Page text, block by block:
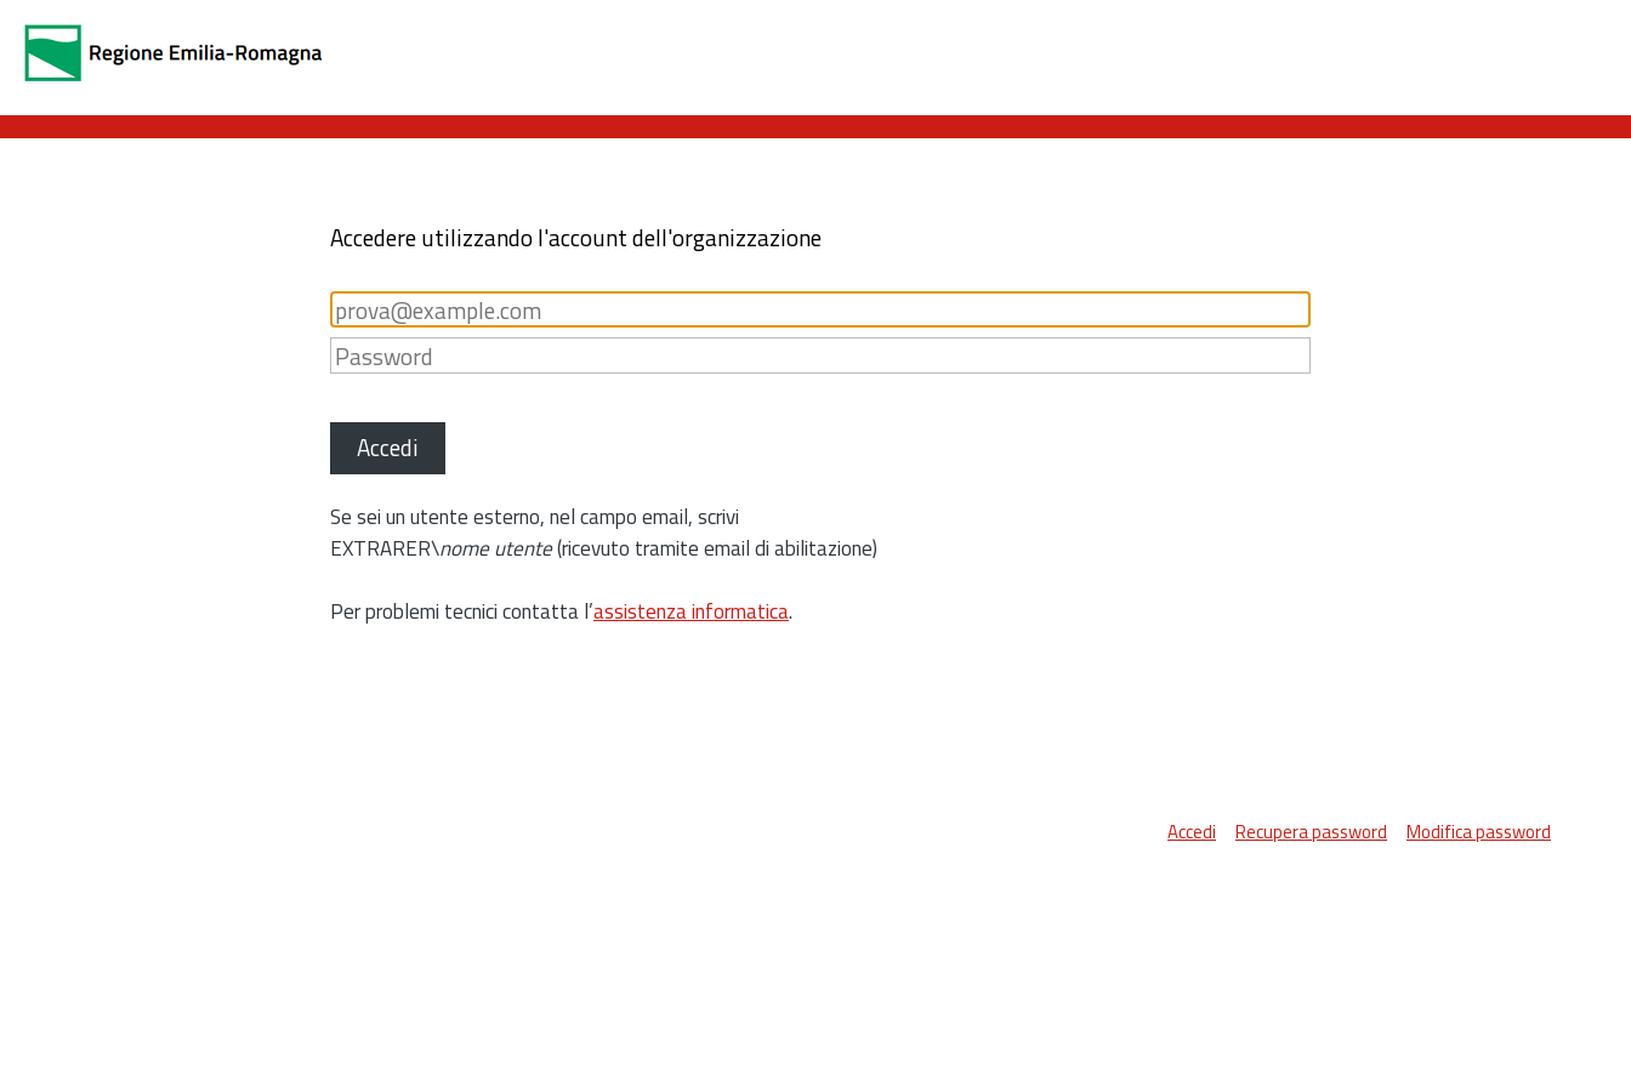
Accedere utilizzando l'account dell'organizzazione
Accedi
Se sei un utente esterno, nel campo email, scrivi
EXTRARER\nome utente(ricevuto tramite email di abilitazione)
Per problemi tecnici contatta l’assistenza informatica.
Accedi Recupera password Modifica password